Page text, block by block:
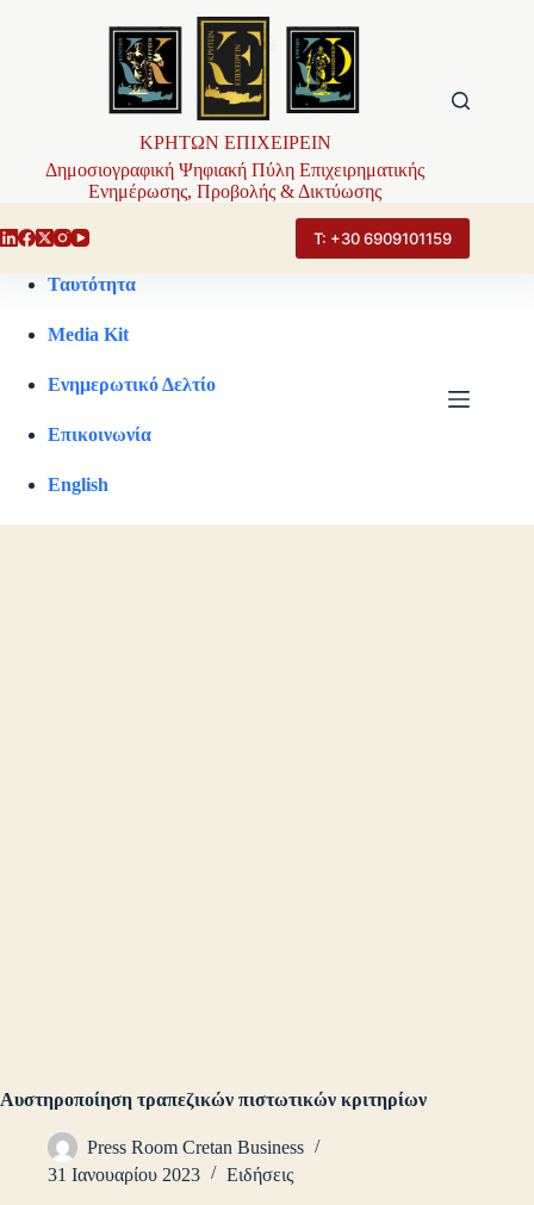
ΚΡΗΤΩΝ ΕΠΙΧΕΙΡΕΙΝ
Δημοσιογραφική Ψηφιακή Πύλη Επιχειρηματικής
Ενημέρωσης, Προβολής & Δικτύωσης
Τ: +30 6909101159
Ταυτότητα
Media Kit
Ενημερωτικό Δελτίο
Επικοινωνία
English
Αυστηροποίηση τραπεζικών πιστωτικών κριτηρίων
Press Room Cretan Business
31 Ιανουαρίου 2023
Ειδήσεις